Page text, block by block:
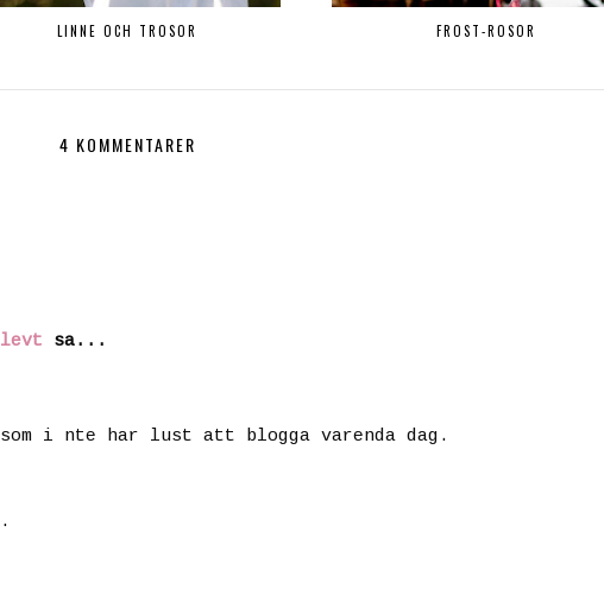
LINNE OCH TROSOR FROST-ROSOR
4 KOMMENTARER
sa...
i nte har lust att blogga varenda dag.